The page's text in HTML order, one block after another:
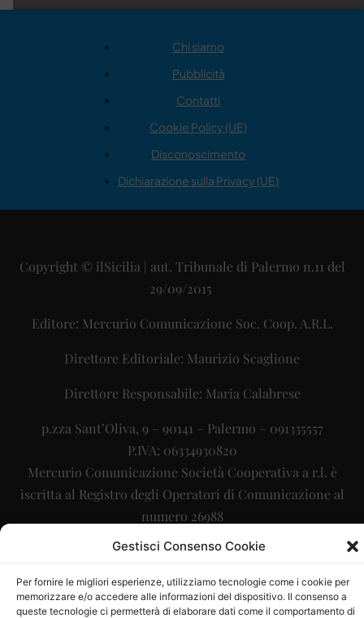
Gestisci Consenso Cookie
Per fornire le migliori esperienze, utilizziamo tecnologie come i cookie per
memorizzare e/o accedere alle informazioni del dispositivo. Il consenso a
queste tecnologie ci permetterà di elaborare dati come il comportamento di
Chi siamo
Pubblicità
Contatti
Cookie Policy (UE)
Disconoscimento
Dichiarazione sulla Privacy (UE)
Copyright © ilSicilia | aut. Tribunale di Palermo n.11 del
29/09/2015
Editore: Mercurio Comunicazione Soc. Coop. A.R.L.
Direttore Editoriale: Maurizio Scaglione
Direttore Responsabile: Maria Calabrese
p.zza Sant’Oliva, 9 – 90141 – Palermo – 091335557
P.IVA: 06334930820
Mercurio Comunicazione Società Cooperativa a r.l. è
iscritta al Registro degli Operatori di Comunicazione al
numero 26988
Sito gestito daLa Digitale srl–info@ladigitale.it